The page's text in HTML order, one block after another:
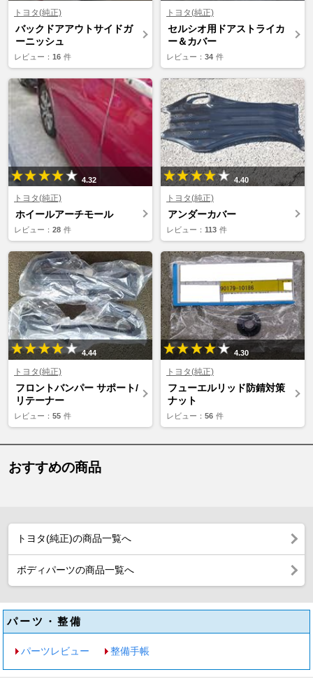
トヨタ(純正)
バックドアアウトサイドガ
ーニッシュ
レビュー： 16 件
トヨタ(純正)
セルシオ用ドアストライカ
ー＆カバー
レビュー： 34 件
4.32
トヨタ(純正)
ホイールアーチモール
レビュー： 28 件
4.40
トヨタ(純正)
アンダーカバー
レビュー： 113 件
4.44
トヨタ(純正)
フロントバンパー サポート/
リテーナー
レビュー： 55 件
4.30
トヨタ(純正)
フューエルリッド防錆対策
ナット
レビュー： 56 件
おすすめの商品
トヨタ(純正)の商品一覧へ
ボディパーツの商品一覧へ
パーツ・整備
パーツレビュー 整備手帳